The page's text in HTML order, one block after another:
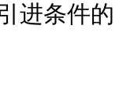
条件的